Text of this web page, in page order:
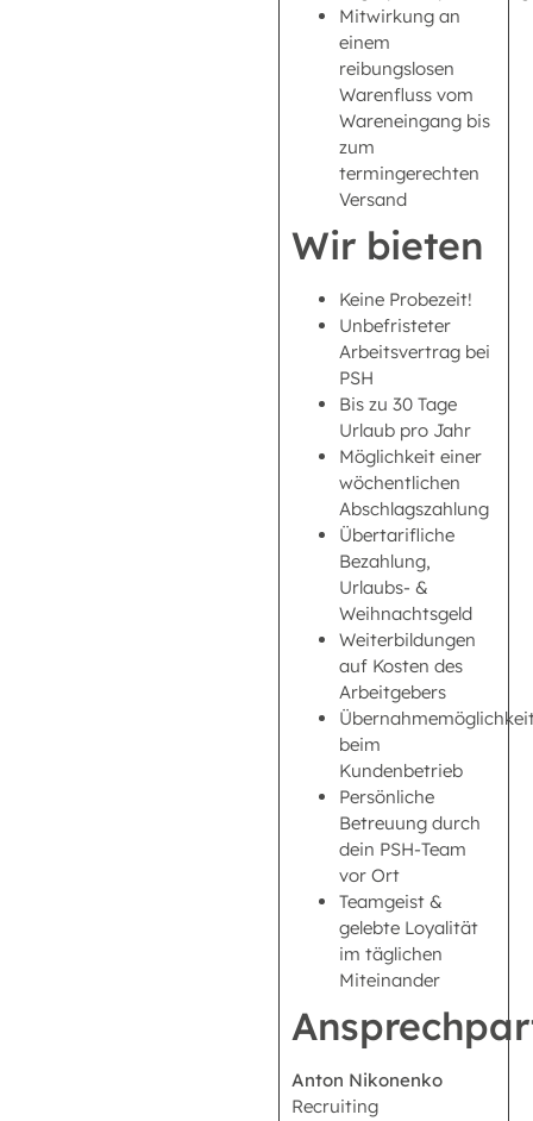
Mitwirkung an
einem
reibungslosen
Warenfluss vom
Wareneingang bis
zum
termingerechten
Versand
Wir bieten
Keine Probezeit!
Unbefristeter
Arbeitsvertrag bei
PSH
Bis zu 30 Tage
Urlaub pro Jahr
Möglichkeit einer
wöchentlichen
Abschlagszahlung
Übertarifliche
Bezahlung,
Urlaubs- &
Weihnachtsgeld
Weiterbildungen
auf Kosten des
Arbeitgebers
beim
Kundenbetrieb
Persönliche
Betreuung durch
dein PSH-Team
vor Ort
Teamgeist &
gelebte Loyalität
im täglichen
Miteinander
Anton Nikonenko
Recruiting